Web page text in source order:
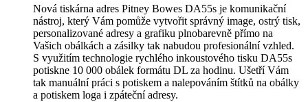
Nová tiskárna adres Pitney Bowes DA55s je komunikační
nástroj, který Vám pomůže vytvořit správný image, ostrý tisk,
personalizované adresy a grafiku plnobarevně přímo na
Vašich obálkách a zásilky tak nabudou profesionální vzhled.
S využitím technologie rychlého inkoustového tisku DA55s
potiskne 10 000 obálek formátu DL za hodinu. Ušetří Vám
tak manuální práci s potiskem a nalepováním štítků na obálky
a potiskem loga i zpáteční adresy.